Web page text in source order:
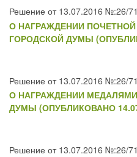
Решение от 13.07.2016 №:26/
О НАГРАЖДЕНИИ
ГОРОДСКОЙ ДУМЫ
Решение от 13.07.2016 №:26/
О НАГРАЖДЕНИИ
ДУМЫ (ОПУБЛИКОВАНО
Решение от 13.07.2016 №:26/